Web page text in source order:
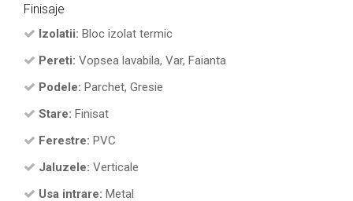
Finisaje
Izolatii: Bloc izolat termic
Pereti: Vopsea lavabila, Var, Faianta
Podele: Parchet, Gresie
Stare: Finisat
Ferestre: PVC
Jaluzele: Verticale
Usa intrare: Metal